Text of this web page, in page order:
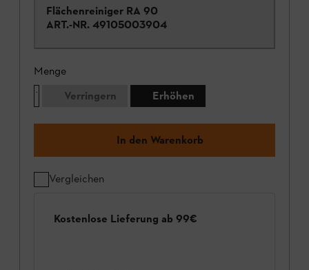
Flächenreiniger RA 90
ART.-NR. 49105003904
Menge
Verringern
Erhöhen
In den Warenkorb
Vergleichen
Kostenlose Lieferung ab 99€